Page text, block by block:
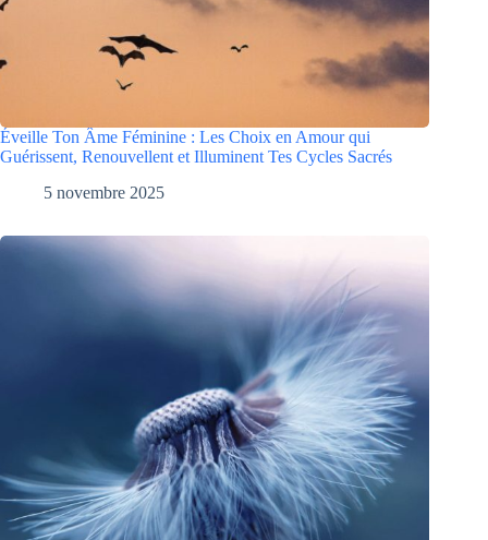
Éveille Ton Âme Féminine : Les Choix en Amour qui
Guérissent, Renouvellent et Illuminent Tes Cycles Sacrés
5 novembre 2025